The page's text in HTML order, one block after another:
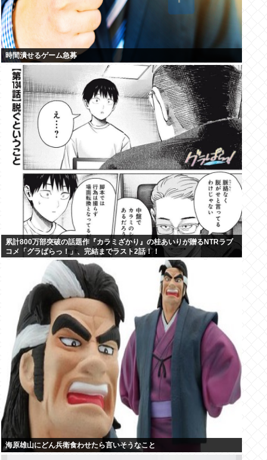
時間潰せるゲーム急募
累計800万部突破の話題作『カラミざかり』の桂あいりが贈るNTRラブ
コメ「グラぱらっ！」、完結までラスト2話！！
海原雄山にどん兵衛食わせたら言いそうなこと